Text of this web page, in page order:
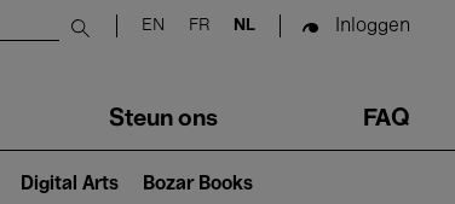
Submit search
EN FR NL Inloggen
Steun ons FAQ
Digital Arts Bozar Books